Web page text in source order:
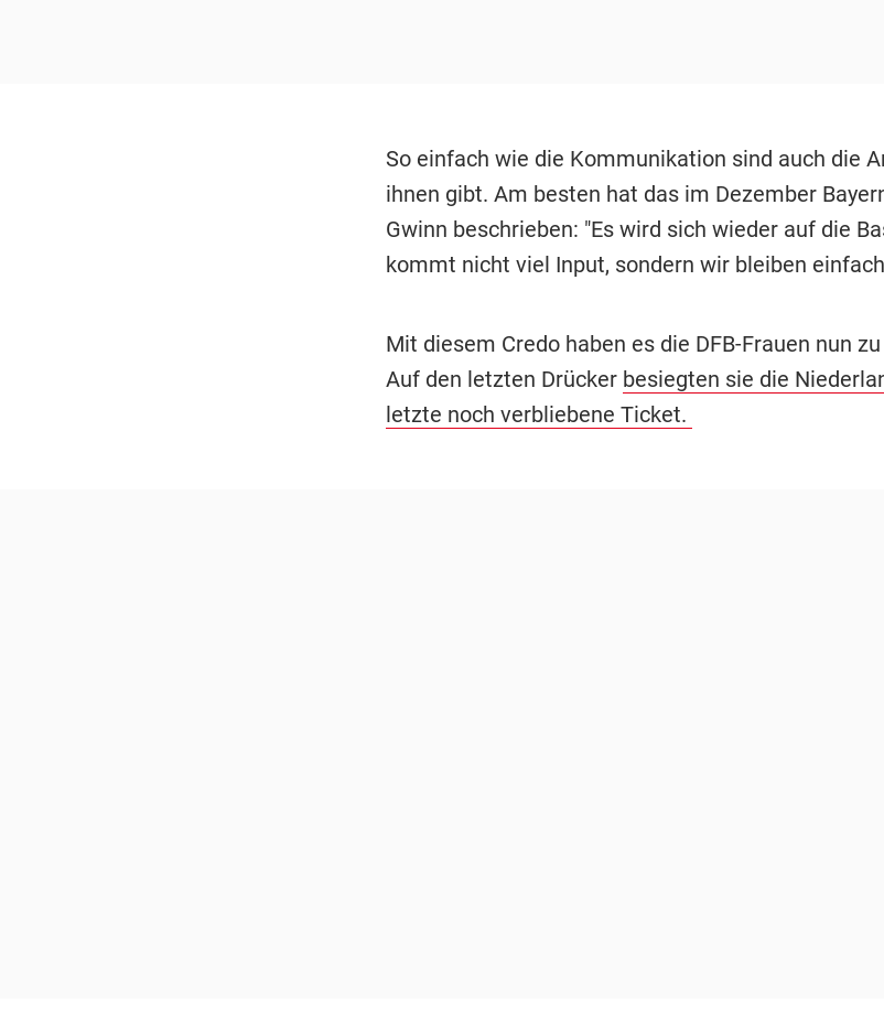
So einfach wie die Kommunikation sind auch die
ihnen gibt. Am besten hat das im Dezember
Gwinn beschrieben: "Es wird sich wieder auf die
kommt nicht viel Input, sondern wir bleiben
Mit diesem Credo haben es die DFB-Frauen nun
Auf den letzten Drücker besiegten sie die
letzte noch verbliebene Ticket.